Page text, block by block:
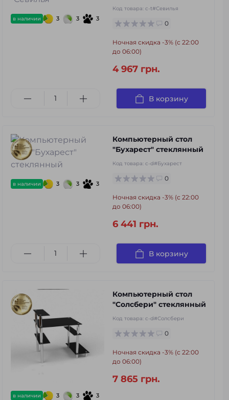
в наличии 3 3 3
Код товара: c-t#Севилья
0
Ночная скидка -3% (с 22:00
до 06:00)
4 967 грн.
В корзину
в наличии 3 3 3
Компьютерный стол
"Бухарест" стеклянный
Код товара: c-d#Бухарест
0
Ночная скидка -3% (с 22:00
до 06:00)
6 441 грн.
В корзину
в наличии 3 3 3
Компьютерный стол
"Солсбери" стеклянный
Код товара: c-d#Солсбери
0
Ночная скидка -3% (с 22:00
до 06:00)
7 865 грн.